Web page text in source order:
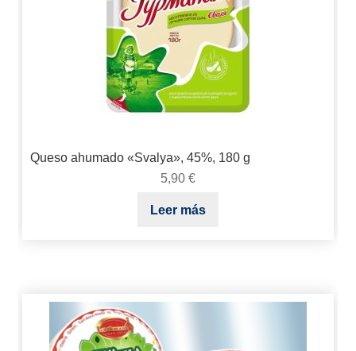
Queso ahumado «Svalya», 45%, 180 g
5,90 €
Leer más